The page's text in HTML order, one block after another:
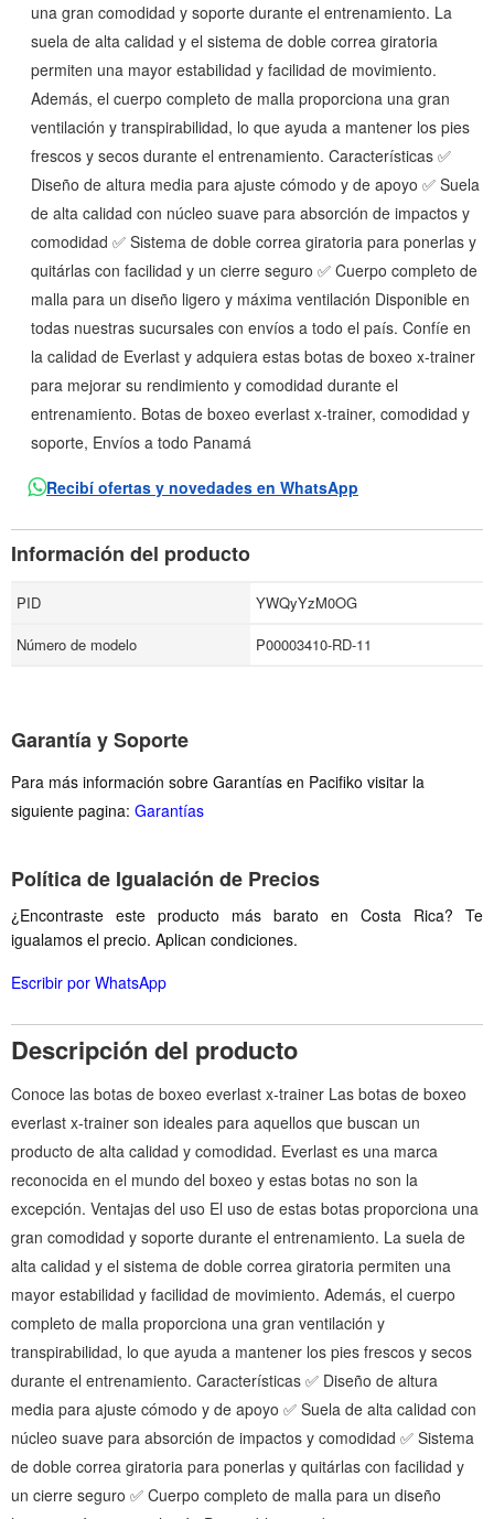
una gran comodidad y soporte durante el entrenamiento. La
suela de alta calidad y el sistema de doble correa giratoria
permiten una mayor estabilidad y facilidad de movimiento.
Además, el cuerpo completo de malla proporciona una gran
ventilación y transpirabilidad, lo que ayuda a mantener los pies
frescos y secos durante el entrenamiento. Características ✅
Diseño de altura media para ajuste cómodo y de apoyo ✅ Suela
de alta calidad con núcleo suave para absorción de impactos y
comodidad ✅ Sistema de doble correa giratoria para ponerlas y
quitárlas con facilidad y un cierre seguro ✅ Cuerpo completo de
malla para un diseño ligero y máxima ventilación Disponible en
todas nuestras sucursales con envíos a todo el país. Confíe en
la calidad de Everlast y adquiera estas botas de boxeo x-trainer
para mejorar su rendimiento y comodidad durante el
entrenamiento. Botas de boxeo everlast x-trainer, comodidad y
soporte, Envíos a todo Panamá
Recibí ofertas y novedades en WhatsApp
Información del producto
PID
YWQyYzM0OG
Número de modelo
P00003410-RD-11
Garantía y Soporte
Para más información sobre Garantías en Pacifiko visitar la
siguiente pagina: Garantías
Política de Igualación de Precios
¿Encontraste este producto más barato en Costa Rica? Te
igualamos el precio. Aplican condiciones.
Escribir por WhatsApp
Descripción del producto
Conoce las botas de boxeo everlast x-trainer Las botas de boxeo
everlast x-trainer son ideales para aquellos que buscan un
producto de alta calidad y comodidad. Everlast es una marca
reconocida en el mundo del boxeo y estas botas no son la
excepción. Ventajas del uso El uso de estas botas proporciona una
gran comodidad y soporte durante el entrenamiento. La suela de
alta calidad y el sistema de doble correa giratoria permiten una
mayor estabilidad y facilidad de movimiento. Además, el cuerpo
completo de malla proporciona una gran ventilación y
transpirabilidad, lo que ayuda a mantener los pies frescos y secos
durante el entrenamiento. Características ✅ Diseño de altura
media para ajuste cómodo y de apoyo ✅ Suela de alta calidad con
núcleo suave para absorción de impactos y comodidad ✅ Sistema
de doble correa giratoria para ponerlas y quitárlas con facilidad y
un cierre seguro ✅ Cuerpo completo de malla para un diseño